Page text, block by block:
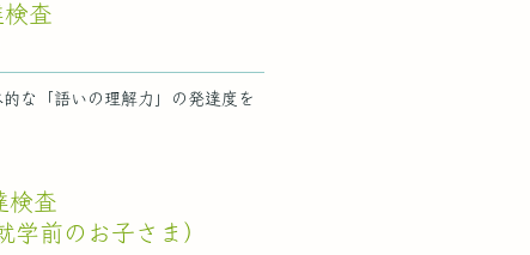
査
な「語いの理解力」の発達度を
検査
学前のお子さま）